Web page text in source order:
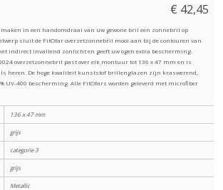
€ 42,45
in een handomdraai van uw gewone bril een zonnebril op
sluit de FitOfar overzetzonnebril mooi aan bij de contouren van
indirect invallend zonlicht en geeft uw ogen extra bescherming.
overzetzonnebril past over elk montuur tot 136 x 47 mm en is
heren. De hoge kwaliteit kunststof brillenglazen zijn kraswerend,
UV-400 bescherming. Alle FitOfars worden geleverd met microfiber
136 x 47 mm
grijs
categorie 3
grijs
Metallic